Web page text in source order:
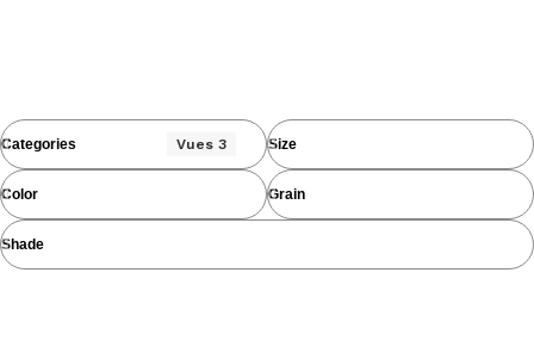
Categories Vues 3 Size
Color Grain
Shade